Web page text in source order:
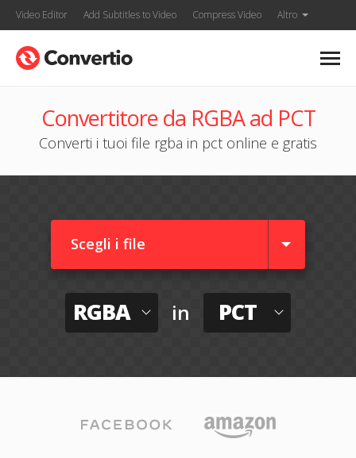
Video Editor Add Subtitles to Video Compress Video Altro
Convertitore da RGBA ad PCT
Converti i tuoi file rgba in pct online e gratis
Scegli i file
RGBA in PCT